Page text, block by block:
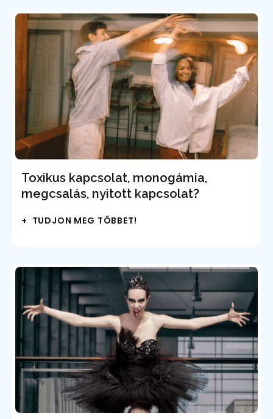
Toxikus kapcsolat, monogámia,
megcsalás, nyitott kapcsolat?
+ TUDJON MEG TÖBBET!